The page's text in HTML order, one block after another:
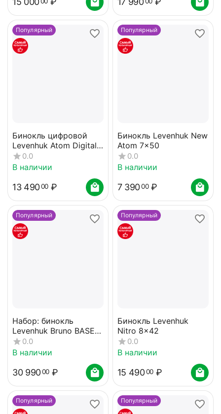
Популярный
Бинокль цифровой
Levenhuk Atom Digital
DB10 LCD
0.0
В наличии
13 49000 ₽
Популярный
Бинокль Levenhuk New
Atom 7x50
0.0
В наличии
7 39000 ₽
Популярный
Набор: бинокль
Levenhuk Bruno BASE
20x80 со штативом
0.0
В наличии
30 99000 ₽
Популярный
Бинокль Levenhuk
Nitro 8x42
0.0
В наличии
15 49000 ₽
Популярный Популярный